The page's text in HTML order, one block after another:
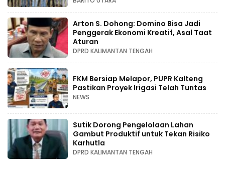
Arton S. Dohong: Domino Bisa Jadi
Penggerak Ekonomi Kreatif, Asal Taat
Aturan
DPRD KALIMANTAN TENGAH
FKM Bersiap Melapor, PUPR Kalteng
Pastikan Proyek Irigasi Telah Tuntas
NEWS
Sutik Dorong Pengelolaan Lahan
Gambut Produktif untuk Tekan Risiko
Karhutla
DPRD KALIMANTAN TENGAH